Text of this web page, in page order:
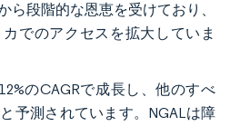
ら段階的な恩恵を受けており、
でのアクセスを拡大していま
のCAGRで成長し、他のすべ
予測されています。NGALは障